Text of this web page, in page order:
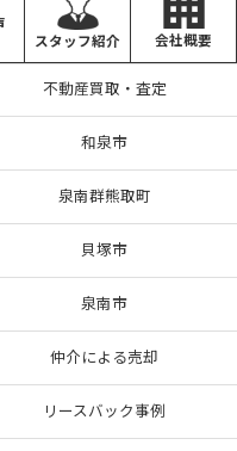
スタッフ紹介
会社概要
不動産買取・査定
和泉市
泉南群熊取町
貝塚市
泉南市
仲介による売却
リースバック事例